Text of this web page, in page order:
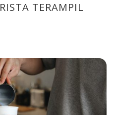
TERAMPIL